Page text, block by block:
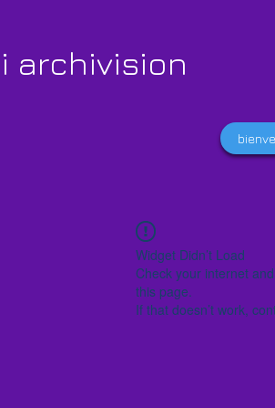
archivision
Widget Didn’t Load
Check your internet
this page.
If that doesn’t work,